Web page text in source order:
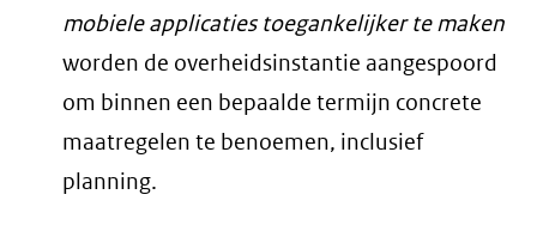
mobiele applicaties toegankelijker te maken
worden de overheidsinstantie aangespoord
om binnen een bepaalde termijn concrete
maatregelen te benoemen, inclusief
planning.